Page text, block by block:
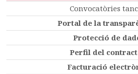
Convocatòries
Portal de la
Protecció de
Perfil del
Facturació